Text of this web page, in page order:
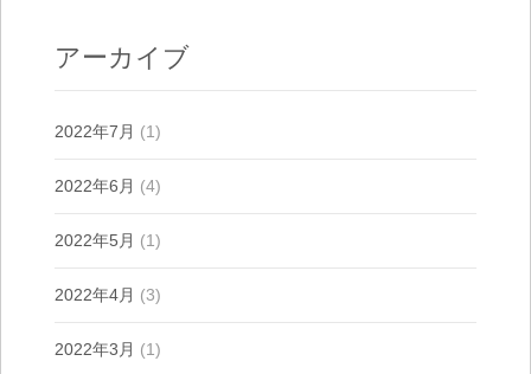
アーカイブ
2022年7月 (1)
2022年6月 (4)
2022年5月 (1)
2022年4月 (3)
2022年3月 (1)